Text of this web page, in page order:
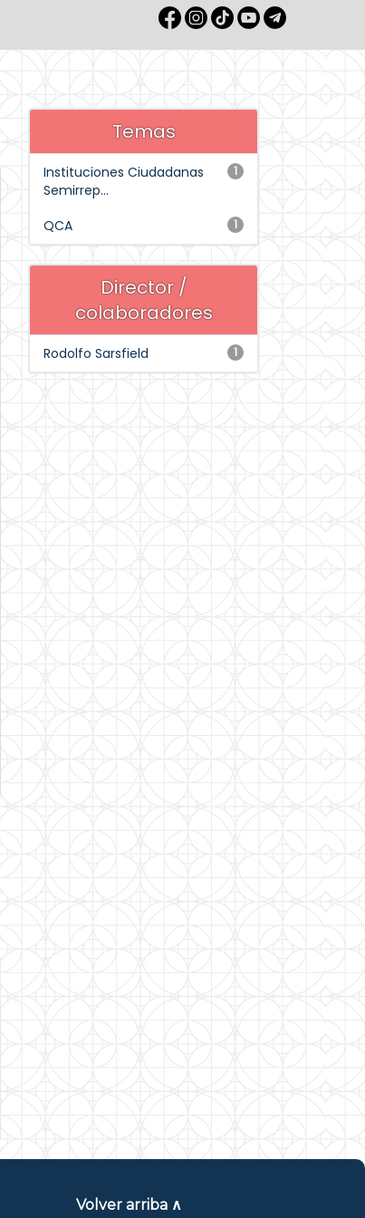
Temas
1
Instituciones Ciudadanas
Semirrep...
1
QCA
Director /
colaboradores
1
Rodolfo Sarsfield
Volver arriba ∧